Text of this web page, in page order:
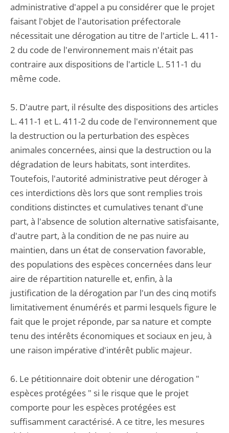
administrative d'appel a pu considérer que le projet
faisant l'objet de l'autorisation préfectorale
nécessitait une dérogation au titre de l'article L. 411-
2 du code de l'environnement mais n'était pas
contraire aux dispositions de l'article L. 511-1 du
même code.
5. D'autre part, il résulte des dispositions des articles
L. 411-1 et L. 411-2 du code de l'environnement que
la destruction ou la perturbation des espèces
animales concernées, ainsi que la destruction ou la
dégradation de leurs habitats, sont interdites.
Toutefois, l'autorité administrative peut déroger à
ces interdictions dès lors que sont remplies trois
conditions distinctes et cumulatives tenant d'une
part, à l'absence de solution alternative satisfaisante,
d'autre part, à la condition de ne pas nuire au
maintien, dans un état de conservation favorable,
des populations des espèces concernées dans leur
aire de répartition naturelle et, enfin, à la
justification de la dérogation par l'un des cinq motifs
limitativement énumérés et parmi lesquels figure le
fait que le projet réponde, par sa nature et compte
tenu des intérêts économiques et sociaux en jeu, à
une raison impérative d'intérêt public majeur.
6. Le pétitionnaire doit obtenir une dérogation "
espèces protégées " si le risque que le projet
comporte pour les espèces protégées est
suffisamment caractérisé. A ce titre, les mesures